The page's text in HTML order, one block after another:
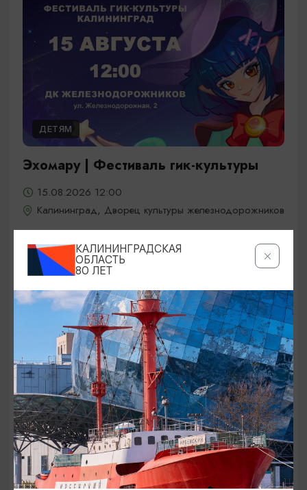
ДЕТЯМ
Эхомару | Фестиваль гик-культуры
15.08.2026 12:00
Калининград, Дворец культуры железнодорожников
ОТ 5000₽
КОНЦЕРТЫ
Jony / Джони
15.08.2026 19:00
КАЛИНИНГРАДСКАЯ
ОБЛАСТЬ
80 ЛЕТ